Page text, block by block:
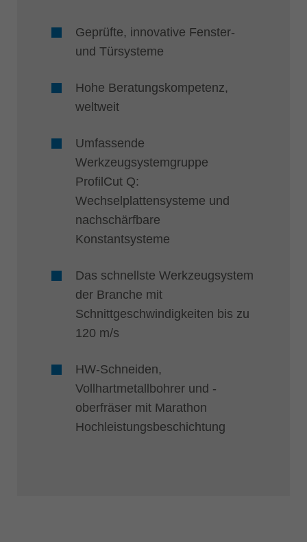
Geprüfte, innovative Fenster-
und Türsysteme
Hohe Beratungskompetenz,
weltweit
Umfassende
Werkzeugsystemgruppe
ProfilCut Q:
Wechselplattensysteme und
nachschärfbare
Konstantsysteme
Das schnellste Werkzeugsystem
der Branche mit
Schnittgeschwindigkeiten bis zu
120 m/s
HW-Schneiden,
Vollhartmetallbohrer und -
oberfräser mit Marathon
Hochleistungsbeschichtung